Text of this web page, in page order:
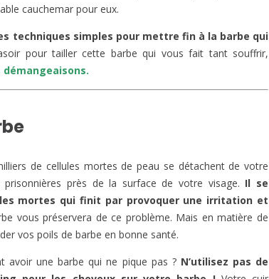
cauchemar pour eux.
techniques simples pour mettre fin à la barbe qui
pour tailler cette barbe qui vous fait tant souffrir,
de cellules mortes de peau se détachent de votre
près de la surface de votre visage. Il se
mortes qui finit par provoquer une irritation et
vous préservera de ce problème. Mais en matière de
vos poils de barbe en bonne santé.
avoir une barbe qui ne pique pas ? N’utilisez pas de